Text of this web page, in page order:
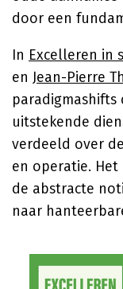
door een
In Excelleren in
en Jean-Pierre
paradigmashifts
uitstekende
verdeeld over
en operatie. Het
de abstracte
naar